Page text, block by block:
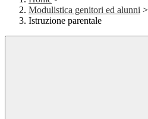
Modulistica genitori ed alunni >
Istruzione parentale